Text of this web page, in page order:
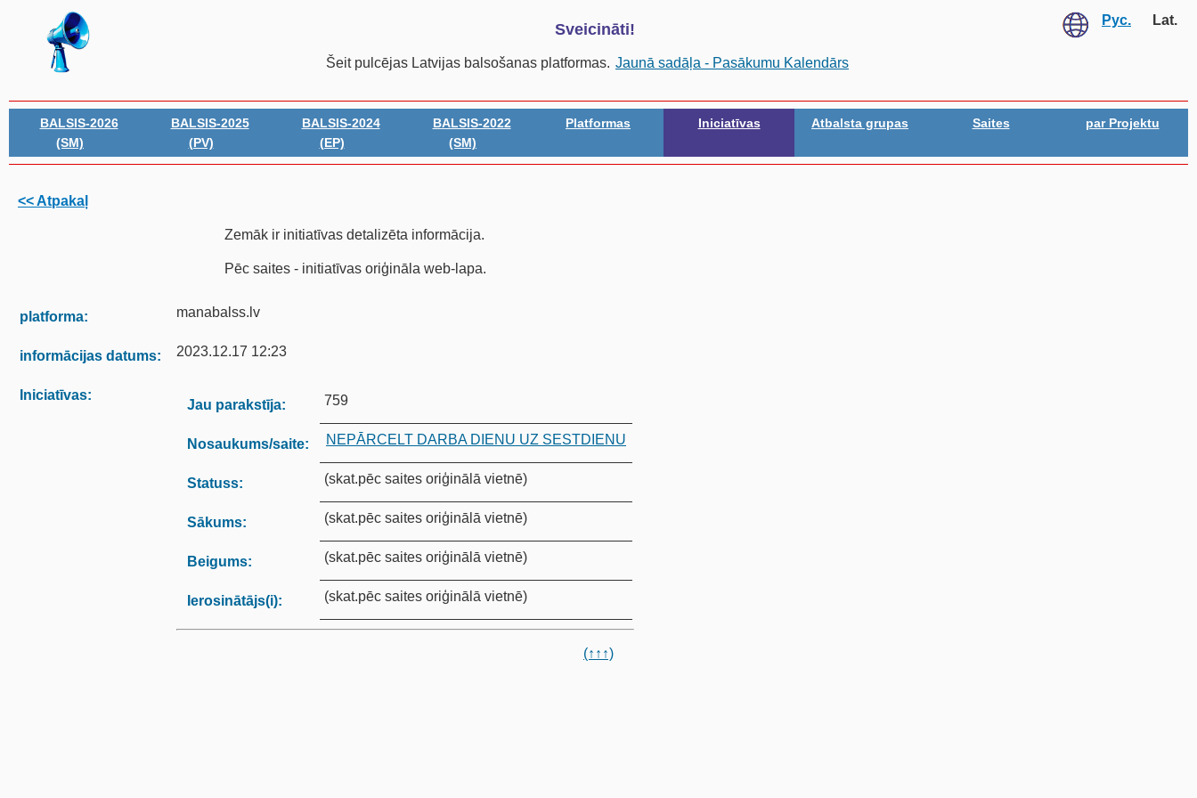
Sveicināti!
Šeit pulcējas Latvijas balsošanas platformas. Jaunā sadāļa - Pasākumu Kalendārs
Рус. Lat.
BALSIS-2026
(SM)
BALSIS-2025
(PV)
BALSIS-2024
(EP)
BALSIS-2022
(SM)
Platformas Iniciatīvas Atbalsta grupas Saites par Projektu
<< Atpakaļ
Zemāk ir initiatīvas detalizēta informācija.
Pēc saites - initiatīvas oriģināla web-lapa.
platforma: manabalss.lv
informācijas datums: 2023.12.17 12:23
Iniciatīvas:
Jau parakstīja: 759
Nosaukums/saite: NEPĀRCELT DARBA DIENU UZ SESTDIENU
Statuss: (skat.pēc saites oriģinālā vietnē)
Sākums: (skat.pēc saites oriģinālā vietnē)
Beigums: (skat.pēc saites oriģinālā vietnē)
Ierosinātājs(i): (skat.pēc saites oriģinālā vietnē)
(↑↑↑)